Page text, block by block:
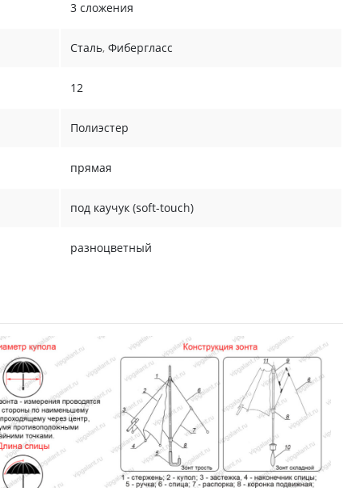
3 сложения
Сталь, Фибергласс
12
Полиэстер
прямая
под каучук (soft-touch)
разноцветный